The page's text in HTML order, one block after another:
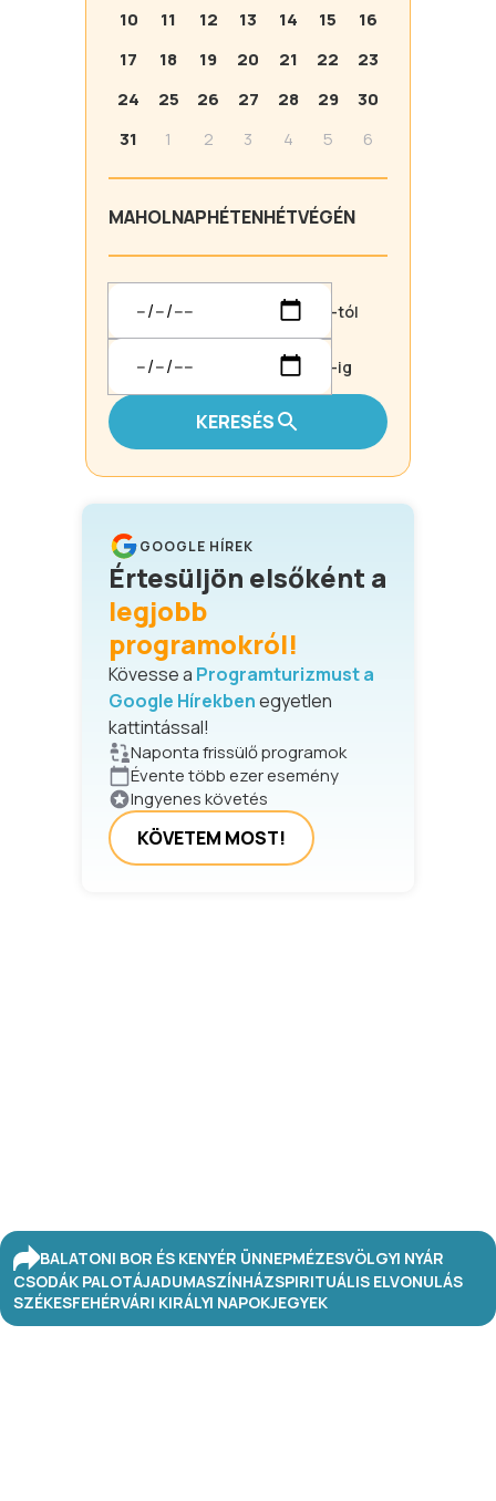
10 11 12 13 14 15
16
17
18 19 20 21 22
23
24
25 26 27 28 29
30
31
1 2 3 4 5 6
MAHOLNAPHÉTENHÉTVÉGÉN
-tól
-ig
KERESÉS
GOOGLE HÍREK
Értesüljön elsőként a
legjobb
programokról!
Kövesse a Programturizmust a
Google Hírekbenegyetlen
kattintással!
Naponta frissülő programok
Évente több ezer esemény
Ingyenes követés
KÖVETEM MOST!
BALATONI BOR ÉS KENYÉR ÜNNEPMÉZESVÖLGYI NYÁR
CSODÁK PALOTÁJADUMASZÍNHÁZSPIRITUÁLIS ELVONULÁS
SZÉKESFEHÉRVÁRI KIRÁLYI NAPOKJEGYEK